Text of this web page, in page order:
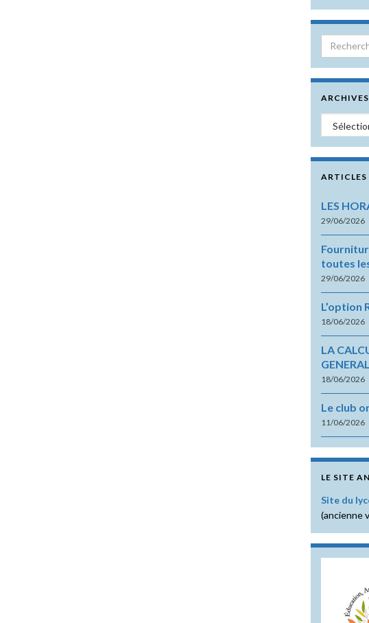
Search
ARCHIVES
Archives
ARTICLES
LES
29/06/2026
toutes
29/06/2026
L’option
18/06/2026
LA
18/06/2026
Le club
11/06/2026
LE SITE
Site du
(ancienne